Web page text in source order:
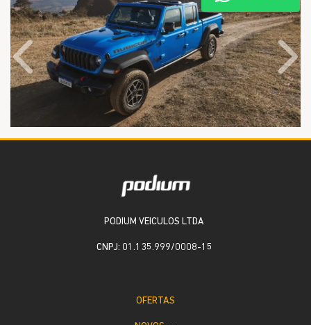
Anterior
PODIUM VEICULOS LTDA
CNPJ: 01.135.999/0008-15
OFERTAS